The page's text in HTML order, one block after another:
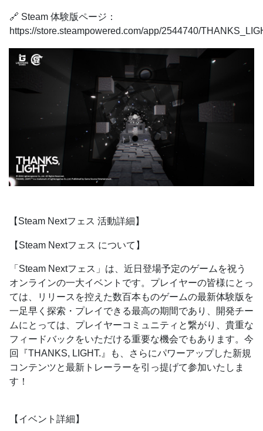
🔗 Steam 体験版ページ：
https://store.steampowered.com/app/2544740/
【Steam Nextフェス 活動詳細】
【Steam Nextフェス について】
「Steam Nextフェス」は、近日登場予定のゲームを祝う
オンラインの一大イベントです。プレイヤーの皆様にとっ
ては、リリースを控えた数百本ものゲームの最新体験版を
一足早く探索・プレイできる最高の期間であり、開発チー
ムにとっては、プレイヤーコミュニティと繋がり、貴重な
フィードバックをいただける重要な機会でもあります。今
回『THANKS, LIGHT.』も、さらにパワーアップした新規
コンテンツと最新トレーラーを引っ提げて参加いたしま
す！
【イベント詳細】